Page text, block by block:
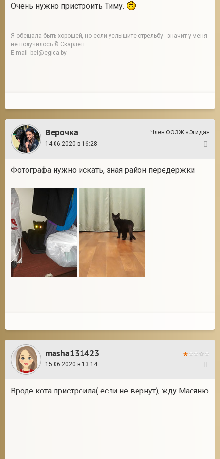
Очень нужно пристроить Тиму.
Я обещала быть хорошей, но если услышите стрельбу - значит у меня
не получилось © Скарлетт
E-mail: bel@egida.by
Верочка
Член ООЗЖ «Эгида»
14.06.2020 в 16:28
Фотографа нужно искать, зная район передержки
masha131423
15.06.2020 в 13:14
Вроде кота пристроила( если не вернут), жду Масяню